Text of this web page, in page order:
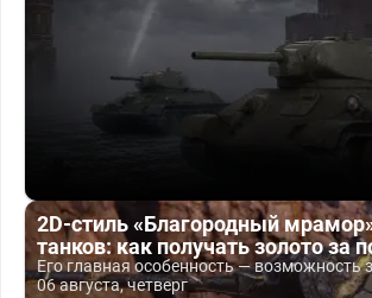
2D-стиль «Благородный
танков: как получать золото за
Его главная особенность — возможность
06 августа, четверг